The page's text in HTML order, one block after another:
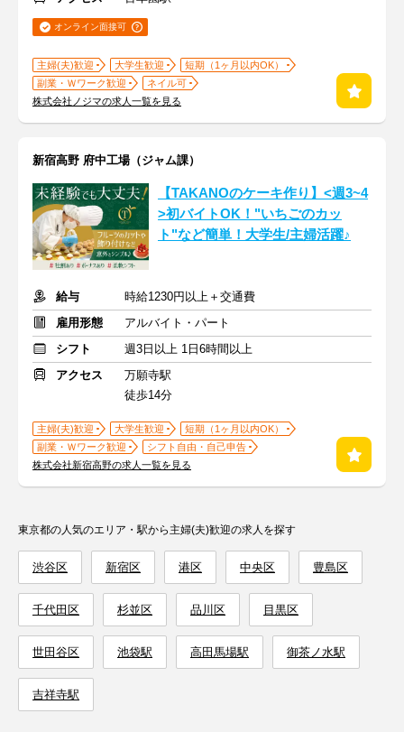
オンライン面接可
主婦(夫)歓迎 大学生歓迎
短期（1ヶ月以内OK）
副業・Ｗワーク歓迎
ネイル可
株式会社ノジマの求人一覧を見る
新宿高野 府中工場（ジャム課）
【TAKANOのケーキ作り】<週3~4
>初バイトOK！"いちごのカッ
ト"など簡単！大学生/主婦活躍♪
給与
時給1230円以上＋交通費
雇用形態
アルバイト・パート
シフト
週3日以上 1日6時間以上
アクセス
万願寺駅
徒歩14分
主婦(夫)歓迎 大学生歓迎
短期（1ヶ月以内OK）
副業・Ｗワーク歓迎
シフト自由・自己申告
株式会社新宿高野の求人一覧を見る
東京都の人気のエリア・駅から主婦(夫)歓迎の求人を探す
渋谷区 新宿区 港区 中央区 豊島区
千代田区 杉並区 品川区 目黒区
世田谷区 池袋駅 高田馬場駅 御茶ノ水駅
吉祥寺駅